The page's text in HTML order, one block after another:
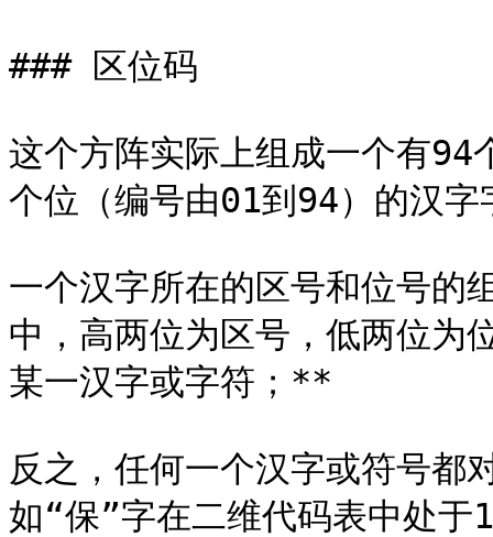
### 区位码
这个方阵实际上组成一个有
个位（编号由01到94）的汉字
一个汉字所在的区号和位号
中，高两位为区号，低两位为
某一汉字或字符；**
反之，任何一个汉字或符号都
如“保”字在二维代码表中处